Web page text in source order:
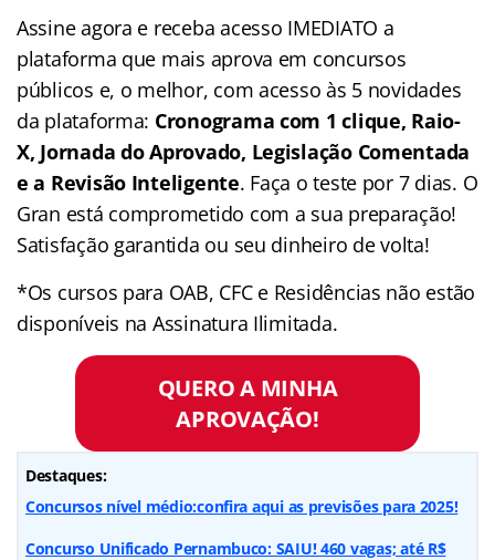
Assine agora e receba acesso IMEDIATO a
plataforma que mais aprova em concursos
públicos e, o melhor, com acesso às 5 novidades
da plataforma: Cronograma com 1 clique, Raio-
X, Jornada do Aprovado, Legislação Comentada
e a Revisão Inteligente. Faça o teste por 7 dias. O
Gran está comprometido com a sua preparação!
Satisfação garantida ou seu dinheiro de volta!
*Os cursos para OAB, CFC e Residências não estão
disponíveis na Assinatura Ilimitada.
QUERO A MINHA
APROVAÇÃO!
Destaques:
Concursos nível médio:confira aqui as previsões para 2025!
Concurso Unificado Pernambuco: SAIU! 460 vagas; até R$